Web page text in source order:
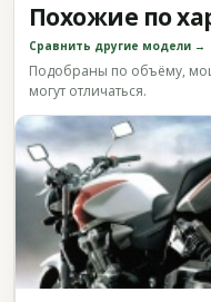
Похожие по
Сравнить другие модели →
Подобраны по объёму,
могут отличаться.